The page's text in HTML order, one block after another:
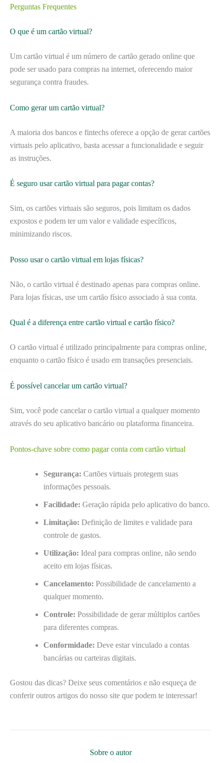
Perguntas Frequentes
O que é um cartão virtual?
Um cartão virtual é um número de cartão gerado online que
pode ser usado para compras na internet, oferecendo maior
segurança contra fraudes.
Como gerar um cartão virtual?
A maioria dos bancos e fintechs oferece a opção de gerar cartões
virtuais pelo aplicativo, basta acessar a funcionalidade e seguir
as instruções.
É seguro usar cartão virtual para pagar contas?
Sim, os cartões virtuais são seguros, pois limitam os dados
expostos e podem ter um valor e validade específicos,
minimizando riscos.
Posso usar o cartão virtual em lojas físicas?
Não, o cartão virtual é destinado apenas para compras online.
Para lojas físicas, use um cartão físico associado à sua conta.
Qual é a diferença entre cartão virtual e cartão físico?
O cartão virtual é utilizado principalmente para compras online,
enquanto o cartão físico é usado em transações presenciais.
É possível cancelar um cartão virtual?
Sim, você pode cancelar o cartão virtual a qualquer momento
através do seu aplicativo bancário ou plataforma financeira.
Pontos-chave sobre como pagar conta com cartão virtual
Segurança: Cartões virtuais protegem suas
informações pessoais.
Facilidade: Geração rápida pelo aplicativo do banco.
Limitação: Definição de limites e validade para
controle de gastos.
Utilização: Ideal para compras online, não sendo
aceito em lojas físicas.
Cancelamento: Possibilidade de cancelamento a
qualquer momento.
Controle: Possibilidade de gerar múltiplos cartões
para diferentes compras.
Conformidade: Deve estar vinculado a contas
bancárias ou carteiras digitais.
Gostou das dicas? Deixe seus comentários e não esqueça de
conferir outros artigos do nosso site que podem te interessar!
Sobre o autor